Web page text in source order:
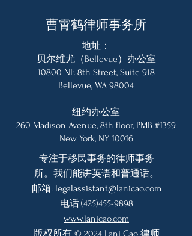
曹霄鹤律师事务所
地址：
贝尔维尤（Bellevue）办公室
10800 NE 8th Street, Suite 918
Bellevue, WA 98004
纽约办公室
260 Madison Avenue, 8th floor, PMB #1359
New York, NY 10016
专注于移民事务的律师事务
所。我们能讲英语和普通话。
邮箱: legalassistant@lanicao.com
电话:(425)455-9898
www.lanicao.com
版权所有 © 2024 Lani Cao 律师